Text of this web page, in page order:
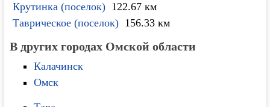
Крутинка (поселок) 122.67 км
Таврическое (поселок) 156.33 км
В других городах Омской области
Калачинск
Омск